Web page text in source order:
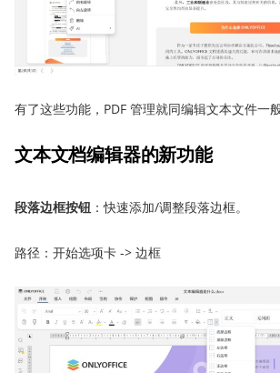
有了这些功能，PDF 管理就同编辑文本文件一般
文本文档编辑器的新功能
段落边框按钮 ：快速添加/调整段落边框。
路径：开始选项卡 -> 边框